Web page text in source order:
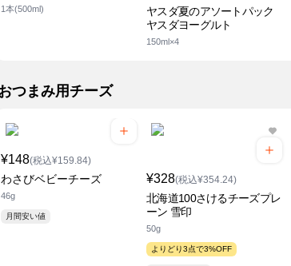
1本(500ml)
ヤスダ夏のアソートパック
ヤスダヨーグルト
150ml×4
おつまみ用チーズ
¥148(税込¥159.84)
わさびベビーチーズ
46g
月間安い値
¥328(税込¥354.24)
北海道100さけるチーズプレ
ーン 雪印
50g
よりどり3点で3%OFF